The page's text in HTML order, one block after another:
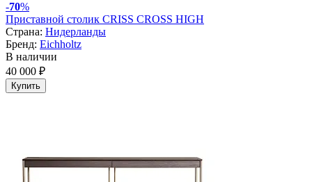
-70%
Приставной столик CRISS CROSS HIGH
Страна: Нидерланды
Бренд: Eichholtz
В наличии
40 000 ₽
Купить